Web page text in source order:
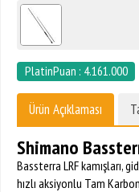
PlatinPuan : 4.161.000
Ürün Açıklaması
Shimano
Bassterra LRF kamışları,
hızlı aksiyonlu Tam